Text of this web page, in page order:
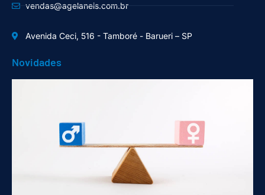
vendas@agelaneis.com.br
Avenida Ceci, 516 - Tamboré - Barueri – SP
Novidades